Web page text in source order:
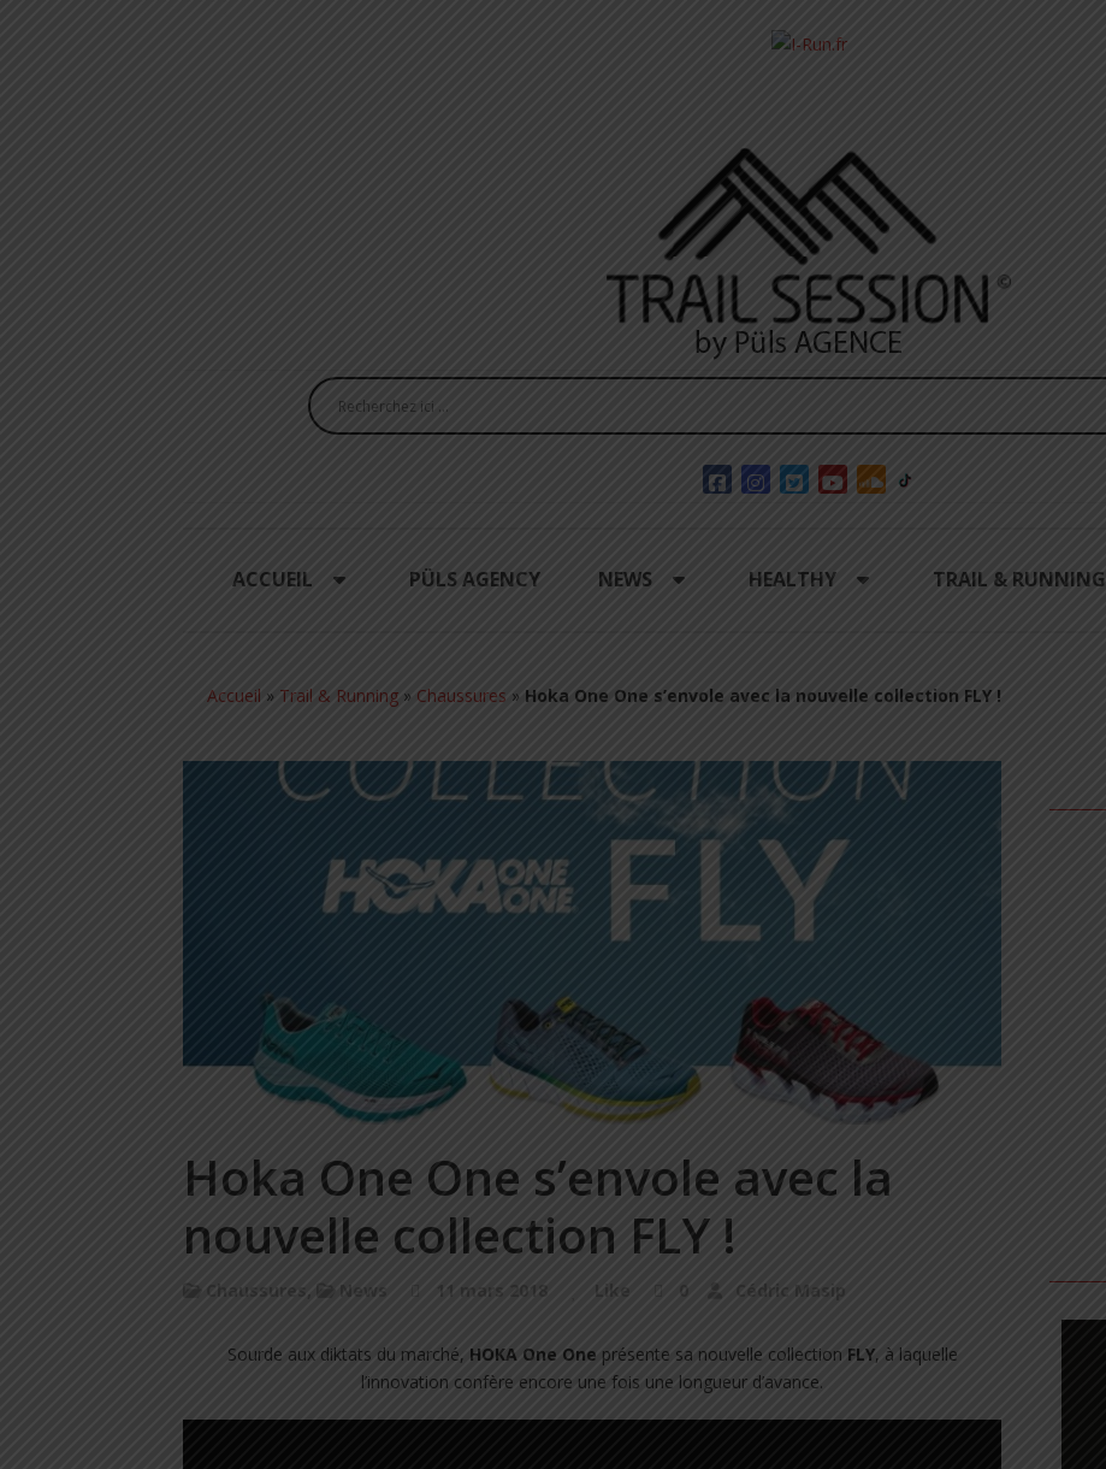
ACCUEIL PÜLS AGENCY NEWS HEALTHY TRAIL & RUNNING
Accueil » Trail & Running » Chaussures » Hoka One One s’envole avec la nouvelle collection FLY !
Hoka One One s’envole avec la
nouvelle collection FLY !
Chaussures, News 11 mars 2018 Like 0 Cédric Masip
Sourde aux diktats du marché, HOKA One One présente sa nouvelle collection FLY, à laquelle
l’innovation confère encore une fois une longueur d’avance.